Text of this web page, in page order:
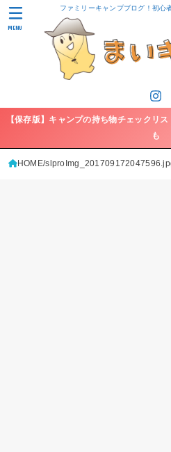
ファミリーキャンプブログ！初心
MENU
【保存版】キャンプの持ち物チェックリ
も
HOME